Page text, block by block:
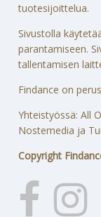
tuotesijoittelua.
Sivustolla
parantamiseen.
tallentamisen
Findance on
Yhteistyössä: All
Nostemedia ja
Copyright